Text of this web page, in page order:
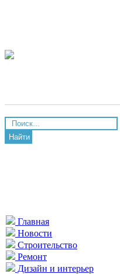
Найти
Главная
Новости
Строительство
Ремонт
Дизайн и интерьер